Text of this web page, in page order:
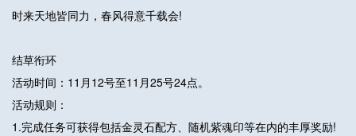
时来天地皆同力，春风得意千载会!
结草衔环
活动时间：11月12号至11月25号24点。
活动规则：
1.完成任务可获得包括金灵石配方、随机紫魂印等在内的丰厚奖励!